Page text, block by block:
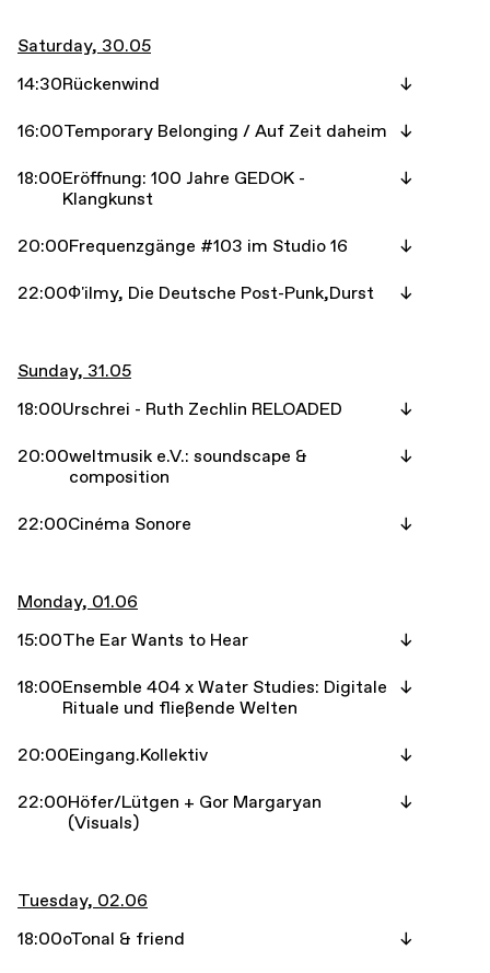
Saturday, 30.05
14:30Rückenwind
16:00Temporary Belonging / Auf Zeit daheim
18:00Eröffnung: 100 Jahre GEDOK -
Klangkunst
20:00Frequenzgänge #103 im Studio 16
22:00Ф'ilmy, Die Deutsche Post-Punk,Durst
Sunday, 31.05
18:00Urschrei - Ruth Zechlin RELOADED
20:00weltmusik e.V.: soundscape &
composition
22:00Cinéma Sonore
Monday, 01.06
15:00The Ear Wants to Hear
18:00Ensemble 404 x Water Studies: Digitale
Rituale und fließende Welten
20:00Eingang.Kollektiv
22:00Höfer/Lütgen + Gor Margaryan
(Visuals)
Tuesday, 02.06
18:00oTonal & friend